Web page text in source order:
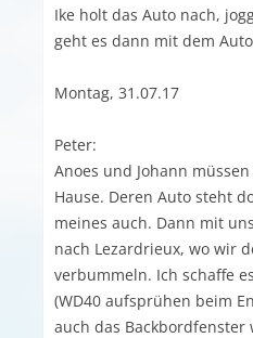
Ike holt das Auto nach,
geht es dann mit dem
Montag, 31.07.17
Peter:
Anoes und Johann
Hause. Deren Auto steht
meines auch. Dann mit
nach Lezardrieux, wo wir
verbummeln. Ich schaffe
(WD40 aufsprühen beim
auch das